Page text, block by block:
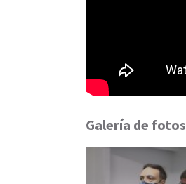
Galería de fotos